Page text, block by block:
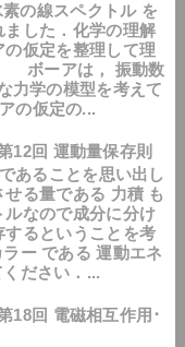
の線スペクトル を
した．化学の理解
仮定を整理して理
ボーアは， 振動数
力学の模型を考えて
の仮定の...
12回 運動量保存則
あることを思い出し
る量である 力積 も
ルなので成分に分け
るということを考
ー である 運動エネ
ださい．...
18回 電磁相互作用･